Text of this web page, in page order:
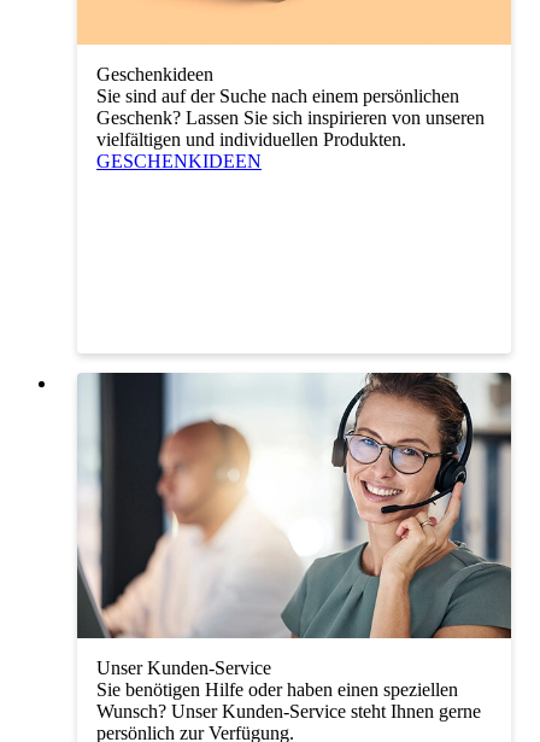
Geschenkideen
Sie sind auf der Suche nach einem persönlichen
Geschenk? Lassen Sie sich inspirieren von unseren
vielfältigen und individuellen Produkten.
GESCHENKIDEEN
Unser Kunden-Service
Sie benötigen Hilfe oder haben einen speziellen
Wunsch? Unser Kunden-Service steht Ihnen gerne
persönlich zur Verfügung.